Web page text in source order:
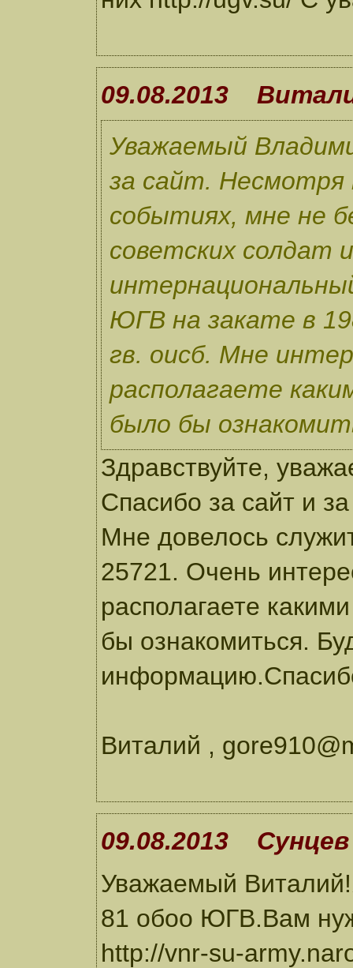
09.08.2013
Уважаемый
за сайт. Несмотря
событиях, мне не
советских солдат
ЮГВ на закате в
гв. оисб. Мне
располагаете
было бы
Здравствуйте,
Спасибо за сайт и
Мне довелось
25721. Очень
располагаете
бы ознакомиться.
Виталий ,
09.08.2013
Уважаемый
81 обоо ЮГВ.Вам
http://vnr-su-